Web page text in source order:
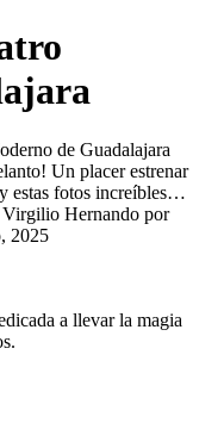
de Guadalajara
Un placer estrenar
estas fotos increíbles…
Hernando por
2025
a llevar la magia